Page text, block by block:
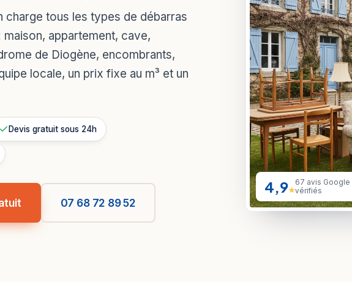
charge tous les types de débarras
appartement, cave,
de Diogène, encombrants,
locale, un prix fixe au m³ et un
Devis gratuit sous 24h
07 68 72 89 52
4,9★
67 avis Google
vérifiés